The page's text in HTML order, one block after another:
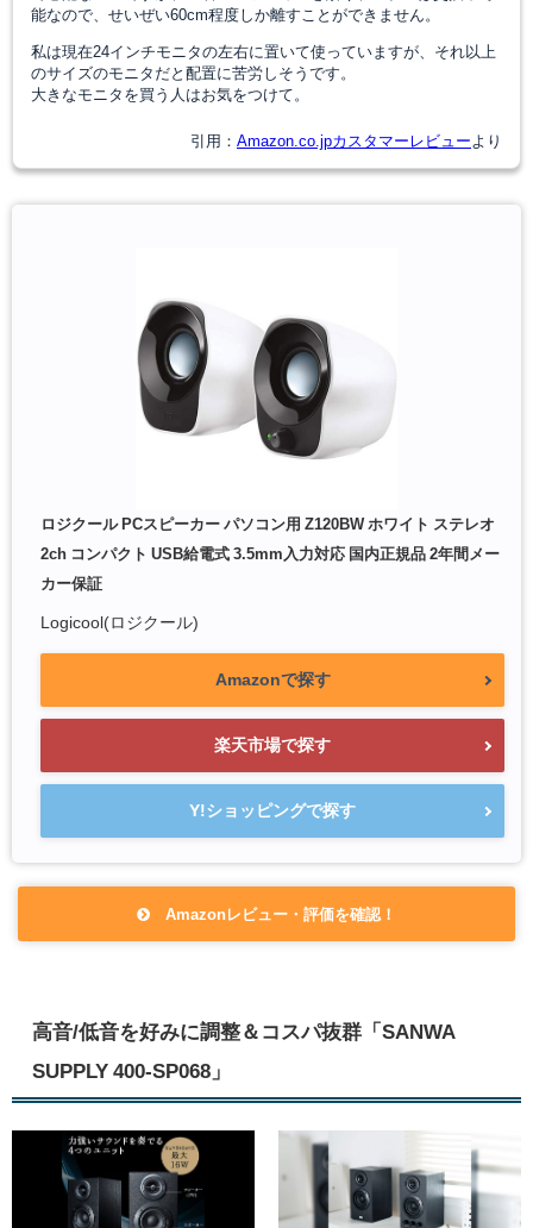
能なので、せいぜい60cm程度しか離すことができません。
私は現在24インチモニタの左右に置いて使っていますが、それ以上
のサイズのモニタだと配置に苦労しそうです。
大きなモニタを買う人はお気をつけて。
引用： Amazon.co.jpカスタマーレビュー より
ロジクール PCスピーカー パソコン用 Z120BW ホワイト ステレオ
2ch コンパクト USB給電式 3.5mm入力対応 国内正規品 2年間メー
カー保証
Logicool(ロジクール)
Amazonで探す
楽天市場で探す
Y!ショッピングで探す
Amazonレビュー・評価を確認！
高音/低音を好みに調整＆コスパ抜群「SANWA
SUPPLY 400-SP068」